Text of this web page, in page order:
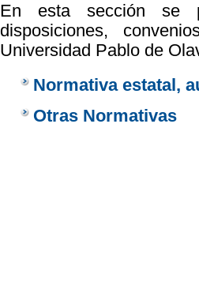
En esta sección se
disposiciones,
Universidad Pablo de
Normativa estatal,
Otras Normativas